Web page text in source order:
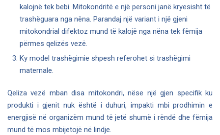
kalojnë tek bebi. Mitokondritë e një personi janë kryesisht të
trashëguara nga nëna. Parandaj një variant i një gjeni
mitokondrial difektoz mund të kalojë nga nëna tek fëmija
përmes qelizës vezë.
Ky model trashëgimie shpesh referohet si trashëgimi
maternale.
Qeliza vezë mban disa mitokondri, nëse një gjen specifik ku
produkti i gjenit nuk është i duhuri, impakti mbi prodhimin e
energjisë në organizëm mund të jetë shumë i rëndë dhe fëmija
mund të mos mbijetojë në lindje.